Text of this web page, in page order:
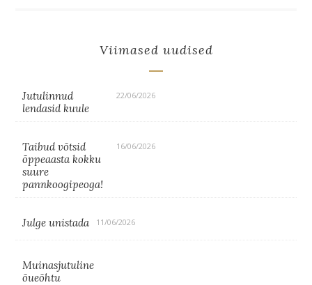
Viimased uudised
Jutulinnud
lendasid kuule
22/06/2026
Taibud võtsid
õppeaasta kokku
suure
pannkoogipeoga!
16/06/2026
Julge unistada 11/06/2026
Muinasjutuline
õueõhtu